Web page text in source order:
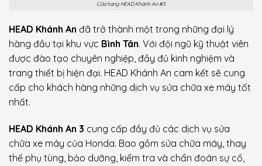
Cửa hàng HEAD Khánh An #3
HEAD Khánh An đã trở thành một trong những đại lý
hàng đầu tại khu vực Bình Tân. Với đội ngũ kỹ thuật viên
được đào tạo chuyên nghiệp, đầy đủ kinh nghiệm và
trang thiết bị hiện đại. HEAD Khánh An cam kết sẽ cung
cấp cho khách hàng những dịch vụ sửa chữa xe máy tốt
nhất.
HEAD Khánh An 3 cung cấp đầy đủ các dịch vụ sửa
chữa xe máy của Honda. Bao gồm sửa chữa máy, thay
thế phụ tùng, bảo dưỡng, kiểm tra và chẩn đoán sự cố,